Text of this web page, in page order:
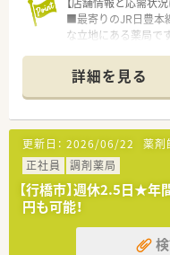
■最寄りのJR日豊本
な立地にある薬局です
の枚数は50枚から60
■薬剤師は常勤1名体
また医療事務スタッ
頂けます。
【募集背景と求める
■前任者の退職に伴
さる薬剤師を募集して
■一人薬剤師として
ただける方を歓迎いた
■新卒の方も応募可
柄を重視した採用で
詳細を見る
更新日： 2026/06/22 薬剤
正社員
調剤薬局
【行橋市】週休2.5日★
円も可能！